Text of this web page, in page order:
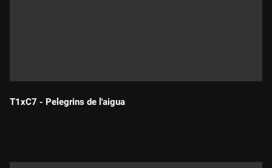
T1xC7 - Pelegrins de l'aigua